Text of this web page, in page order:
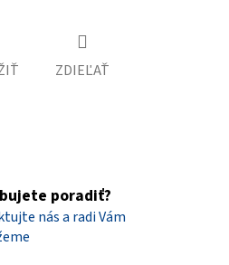
ZDIEĽAŤ
poradiť?
nás a radi Vám